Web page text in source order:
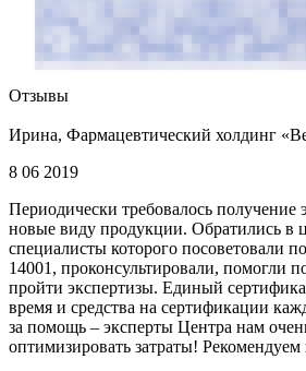
Отзывы
Ирина, Фармацевтический холдинг
8 06 2019
Периодически требовалось получение
новые виду продукции. Обратились в
специалисты которого посоветовали
14001, проконсультировали, помогли
пройти экспертизы. Единый
время и средства на сертификации
за помощь – эксперты Центра нам
оптимизировать затраты! Рекомендуем